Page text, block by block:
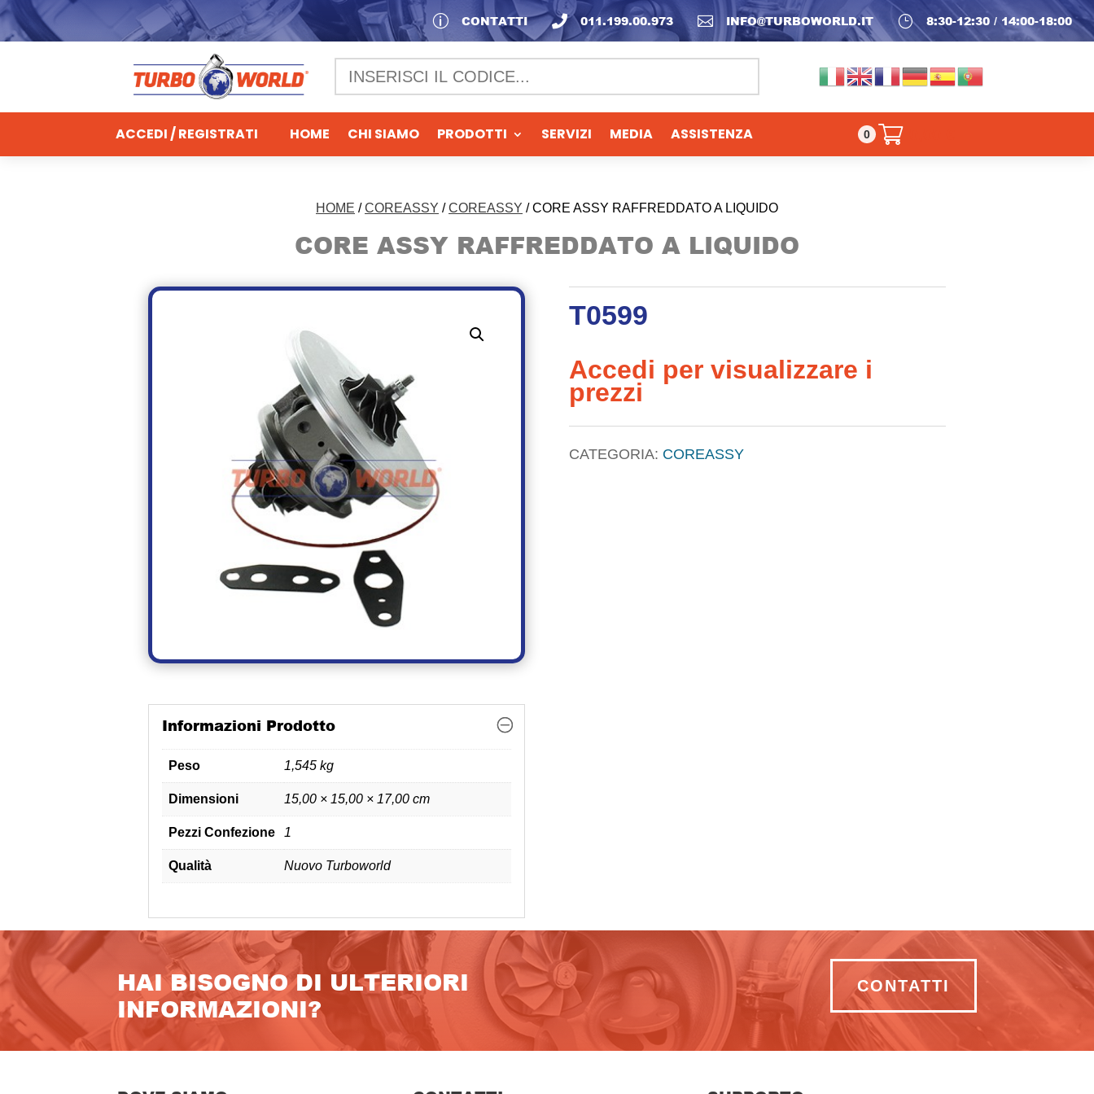
} 8:30-12:30 / 14:00-18:00
 INFO@TURBOWORLD.IT
 011.199.00.973
p CONTATTI
ACCEDI / REGISTRATI HOME CHI SIAMO PRODOTTI SERVIZI MEDIA ASSISTENZA 0
HOME /COREASSY /COREASSY / CORE ASSY RAFFREDDATO A LIQUIDO
CORE ASSY RAFFREDDATO A LIQUIDO
Informazioni Prodotto
Peso 1,545 kg
Dimensioni 15,00 × 15,00 × 17,00 cm
Pezzi Confezione 1
Qualità Nuovo Turboworld
T0599
Accedi per visualizzare i
prezzi
CATEGORIA: COREASSY
HAI BISOGNO DI ULTERIORI
INFORMAZIONI?
CONTATTI